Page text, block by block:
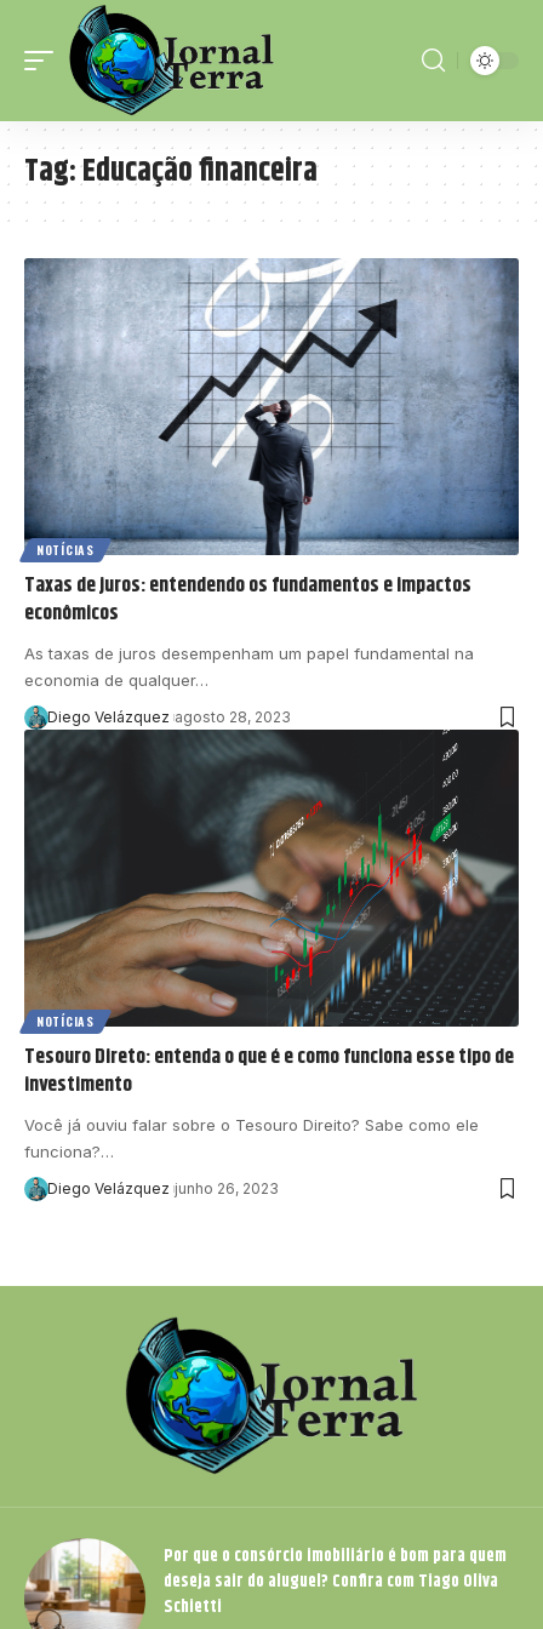
Tag:Educação financeira
NOTÍCIAS
Taxas de juros: entendendo os fundamentos e impactos
econômicos
As taxas de juros desempenham um papel fundamental na
economia de qualquer…
Diego Velázquez agosto 28, 2023
NOTÍCIAS
Tesouro Direto: entenda o que é e como funciona esse tipo de
investimento
Você já ouviu falar sobre o Tesouro Direito? Sabe como ele
funciona?…
Diego Velázquez junho 26, 2023
Por que o consórcio imobiliário é bom para quem
deseja sair do aluguel? Confira com Tiago Oliva
Schietti